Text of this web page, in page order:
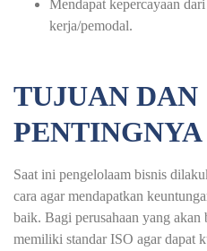
Mendapat kepercayaan
kerja/pemodal.
TUJUAN DAN
PENTINGNYA
Saat ini pengelolaam bisnis
cara agar mendapatkan
baik. Bagi perusahaan yang akan
memiliki standar ISO agar dapat